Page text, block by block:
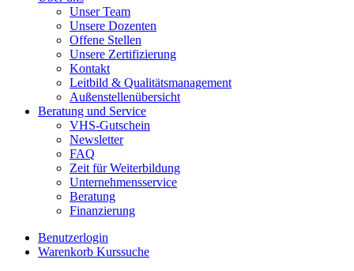
Unser Team
Unsere Dozenten
Offene Stellen
Unsere Zertifizierung
Kontakt
Leitbild & Qualitätsmanagement
Außenstellenübersicht
Beratung und Service
VHS-Gutschein
Newsletter
FAQ
Zeit für Weiterbildung
Unternehmensservice
Beratung
Finanzierung
Benutzerlogin
Warenkorb Kurssuche